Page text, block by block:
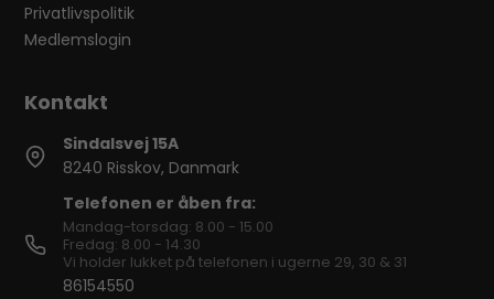
Privatlivspolitik
Medlemslogin
Sindalsvej 15A
8240 Risskov, Danmark
Telefonen er åben fra:
Mandag-torsdag: 8.00 - 15.00
Fredag: 8.00 - 14.30
Vi holder lukket på telefonen i ugerne 29, 30 & 31
86154550